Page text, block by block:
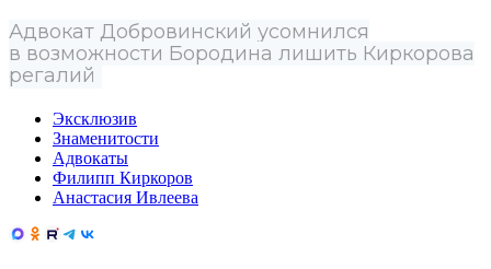
Адвокат Добровинский усомнился
в возможности Бородина лишить Киркорова
регалий
Эксклюзив
Знаменитости
Адвокаты
Филипп Киркоров
Анастасия Ивлеева